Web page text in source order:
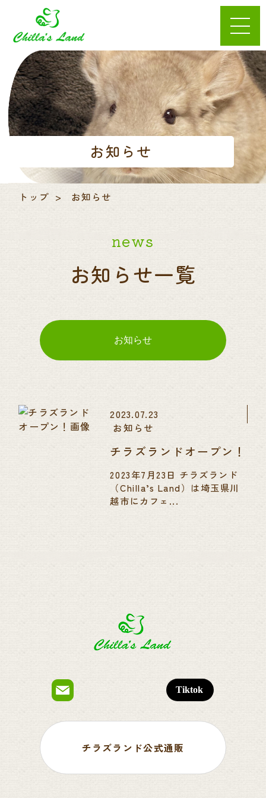
お知らせ
トップ お知らせ
news
お知らせ一覧
2023.07.23
お知らせ
チラズランドオープン！
2023年7月23日 チラズランド
（Chilla’s Land）は埼玉県川
越市にカフェ...
チラズランド公式通販